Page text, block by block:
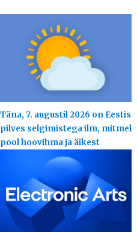
Täna, 7. augustil 2026 on Eestis
pilves selgimistega ilm, mitmel
pool hoovihma ja äikest